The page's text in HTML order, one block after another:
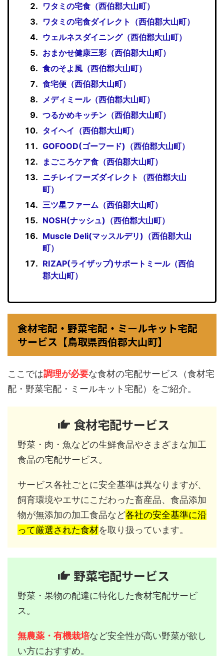
ワタミの宅食（西伯郡大山町）
ワタミの宅食ダイレクト（西伯郡大山町）
ウェルネスダイニング（西伯郡大山町）
おまかせ健康三彩（西伯郡大山町）
食のそよ風（西伯郡大山町）
食宅便（西伯郡大山町）
メディミール（西伯郡大山町）
つるかめキッチン（西伯郡大山町）
タイヘイ（西伯郡大山町）
GOFOOD(ゴーフード)（西伯郡大山町）
まごころケア食（西伯郡大山町）
ニチレイフーズダイレクト（西伯郡大山
町）
三ツ星ファーム（西伯郡大山町）
NOSH(ナッシュ)（西伯郡大山町）
Muscle Deli(マッスルデリ)（西伯郡大山
町）
RIZAP(ライザップ)サポートミール（西伯
郡大山町）
食材宅配・野菜宅配・ミールキット宅配
サービス【鳥取県西伯郡大山町】
ここでは調理が必要な食材の宅配サービス（食材宅
配・野菜宅配・ミールキット宅配）をご紹介。
食材宅配サービス
野菜・肉・魚などの生鮮食品やさまざまな加工
食品の宅配サービス。
サービス各社ごとに安全基準は異なりますが、
飼育環境やエサにこだわった畜産品、食品添加
物が無添加の加工食品など各社の安全基準に沿
って厳選された食材を取り扱っています。
野菜宅配サービス
野菜・果物の配達に特化した食材宅配サービ
ス。
無農薬・有機栽培など安全性が高い野菜が欲し
い方におすすめ。